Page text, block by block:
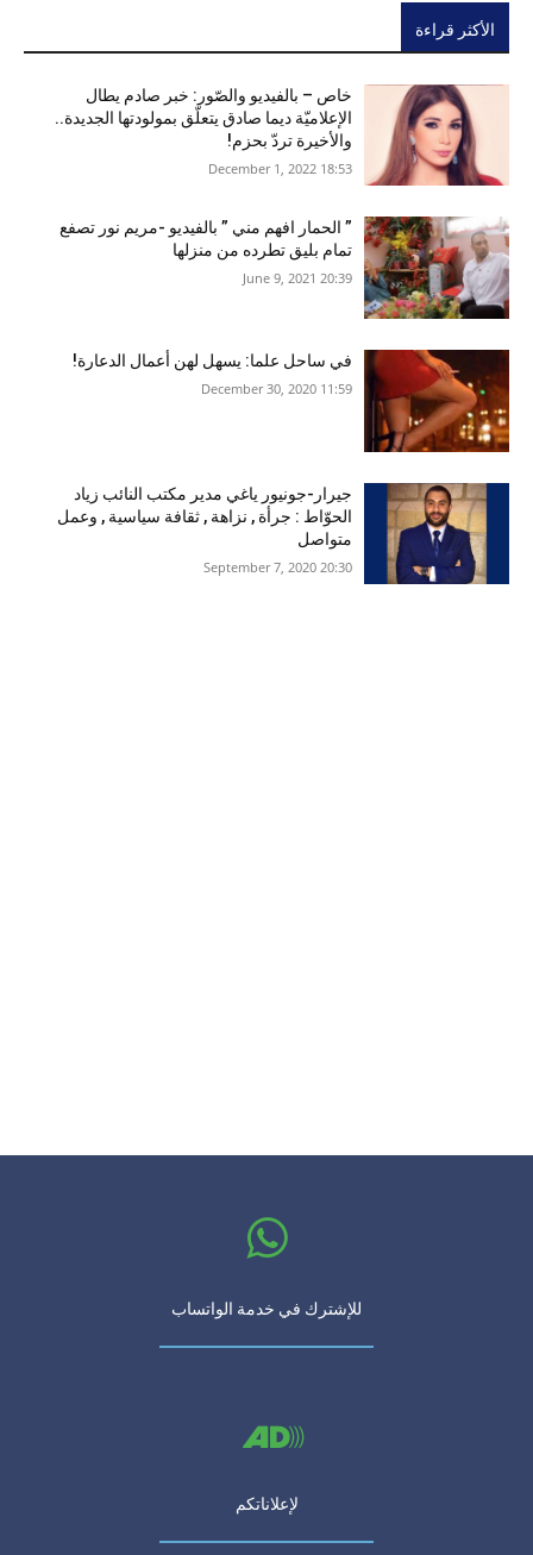
الأكثر قراءة
خاص – بالفيديو والصّور: خبر صادم يطال
الإعلاميّة ديما صادق يتعلّق بمولودتها الجديدة..
والأخيرة تردّ بحزم!
18:53 2022 ,December 1
” الحمار افهم مني ” بالفيديو -مريم نور تصفع
تمام بليق تطرده من منزلها
20:39 2021 ,June 9
في ساحل علما: يسهل لهن أعمال الدعارة!
11:59 2020 ,December 30
جيرار-جونيور ياغي مدير مكتب النائب زياد
الحوّاط : جرأة , نزاهة , ثقافة سياسية , وعمل
متواصل
20:30 2020 ,September 7
للإشترك في خدمة الواتساب
لإعلاناتكم